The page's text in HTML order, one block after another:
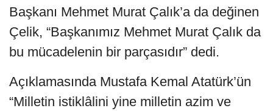
Başkanı Mehmet Murat Çalık’a da değinen
Çelik, “Başkanımız Mehmet Murat Çalık da
bu mücadelenin bir parçasıdır” dedi.
Açıklamasında Mustafa Kemal Atatürk’ün
“Milletin istiklâlini yine milletin azim ve